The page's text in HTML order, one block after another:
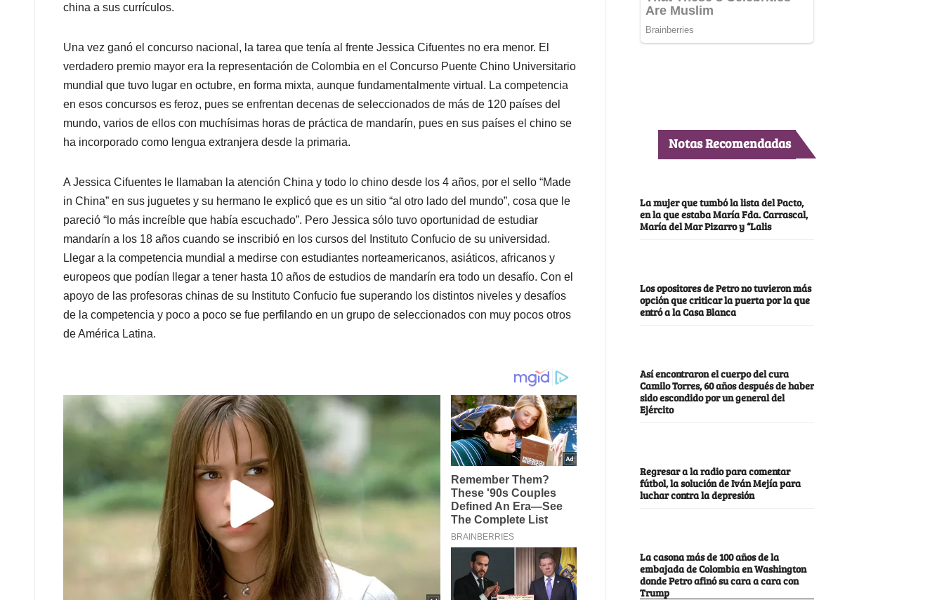
china a sus currículos.
Una vez ganó el concurso nacional, la tarea que tenía al frente Jessica Cifuentes no era menor. El
verdadero premio mayor era la representación de Colombia en el Concurso Puente Chino Universitario
mundial que tuvo lugar en octubre, en forma mixta, aunque fundamentalmente virtual. La competencia
en esos concursos es feroz, pues se enfrentan decenas de seleccionados de más de 120 países del
mundo, varios de ellos con muchísimas horas de práctica de mandarín, pues en sus países el chino se
ha incorporado como lengua extranjera desde la primaria.
A Jessica Cifuentes le llamaban la atención China y todo lo chino desde los 4 años, por el sello “Made
in China” en sus juguetes y su hermano le explicó que es un sitio “al otro lado del mundo”, cosa que le
pareció “lo más increíble que había escuchado”. Pero Jessica sólo tuvo oportunidad de estudiar
mandarín a los 18 años cuando se inscribió en los cursos del Instituto Confucio de su universidad.
Llegar a la competencia mundial a medirse con estudiantes norteamericanos, asiáticos, africanos y
europeos que podían llegar a tener hasta 10 años de estudios de mandarín era todo un desafío. Con el
apoyo de las profesoras chinas de su Instituto Confucio fue superando los distintos niveles y desafíos
de la competencia y poco a poco se fue perfilando en un grupo de seleccionados con muy pocos otros
de América Latina.
Notas Recomendadas
La mujer que tumbó la lista del Pacto,
en la que estaba María Fda. Carrascal,
María del Mar Pizarro y “Lalis
Los opositores de Petro no tuvieron más
opción que criticar la puerta por la que
entró a la Casa Blanca
Así encontraron el cuerpo del cura
Camilo Torres, 60 años después de haber
sido escondido por un general del
Ejército
Regresar a la radio para comentar
fútbol, la solución de Iván Mejía para
luchar contra la depresión
La casona más de 100 años de la
embajada de Colombia en Washington
donde Petro afinó su cara a cara con
Trump